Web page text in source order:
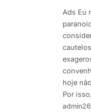
Ads Eu
hoje
Por
admin